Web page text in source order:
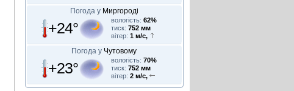
Погода у Миргороді
+24° вологість: 62%
тиск: 752 мм
вітер: 1 м/с,
Погода у Чутовому
+23° вологість: 70%
тиск: 752 мм
вітер: 2 м/с,